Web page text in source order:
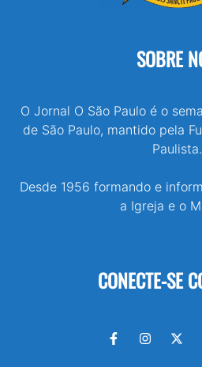
SOBRE
O Jornal O São Paulo é o
de São Paulo, mantido pela
Paulista.
Desde 1956 formando e
a Igreja e o
CONECTE-SE